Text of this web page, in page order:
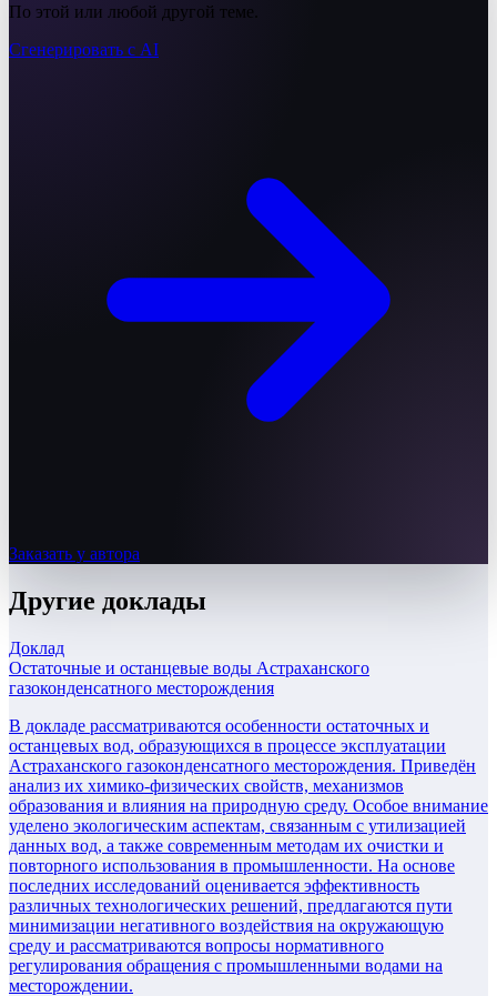
По этой или любой другой теме.
Сгенерировать с AI
Заказать у автора
Другие доклады
Доклад
Остаточные и останцевые воды Астраханского
газоконденсатного месторождения
В докладе рассматриваются особенности остаточных и
останцевых вод, образующихся в процессе эксплуатации
Астраханского газоконденсатного месторождения. Приведён
анализ их химико-физических свойств, механизмов
образования и влияния на природную среду. Особое внимание
уделено экологическим аспектам, связанным с утилизацией
данных вод, а также современным методам их очистки и
повторного использования в промышленности. На основе
последних исследований оценивается эффективность
различных технологических решений, предлагаются пути
минимизации негативного воздействия на окружающую
среду и рассматриваются вопросы нормативного
регулирования обращения с промышленными водами на
месторождении.